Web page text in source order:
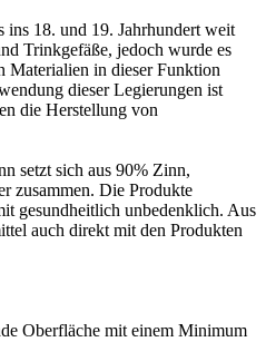
18. und 19. Jahrhundert weit
Trinkgefäße, jedoch wurde es
Materialien in dieser Funktion
dieser Legierungen ist
die Herstellung von
setzt sich aus 90% Zinn,
zusammen. Die Produkte
gesundheitlich unbedenklich. Aus
auch direkt mit den Produkten
Oberfläche mit einem Minimum